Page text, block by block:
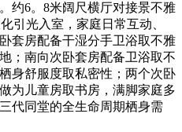
约6。8米阔尺横厅对接景不雅
引光入室，家庭日常互动、
套房配备干湿分手卫浴取不雅
；南向次卧套房配备卫浴取不
身舒服度取私密性；两个次卧
为儿童房取书房，满脚家庭多
代同堂的全生命周期栖身需